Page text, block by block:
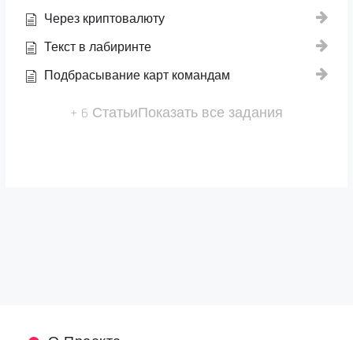
Через криптовалюту
Текст в лабиринте
Подбрасывание карт командам
+ 6 СтатьиПоказать все задания